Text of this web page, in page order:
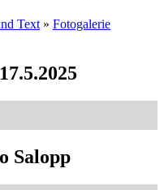
Text » Fotogalerie
Salopp